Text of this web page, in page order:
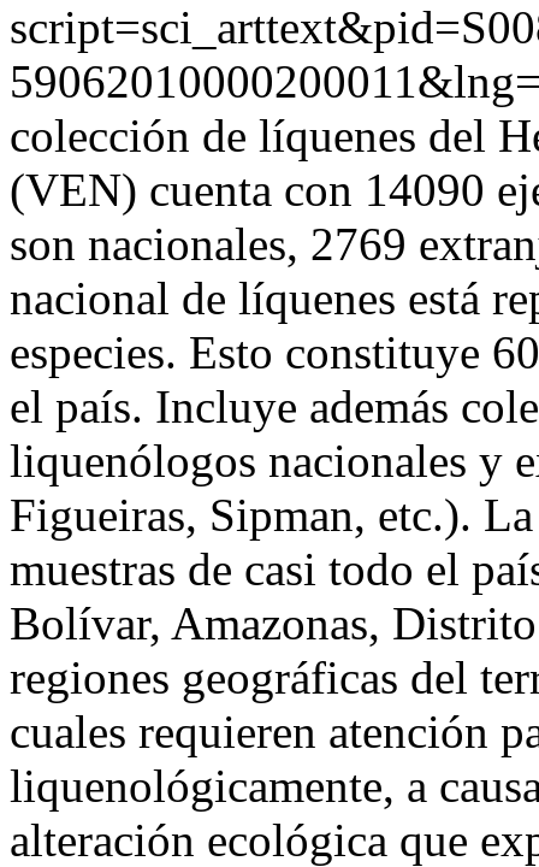
colección de líquenes del
(VEN) cuenta con 14090
son nacionales, 2769
nacional de líquenes está
especies. Esto constituye
el país. Incluye además
liquenólogos nacionales y
Figueiras, Sipman, etc.).
muestras de casi todo el
Bolívar, Amazonas,
regiones geográficas del
cuales requieren atención
liquenológicamente, a
alteración ecológica que